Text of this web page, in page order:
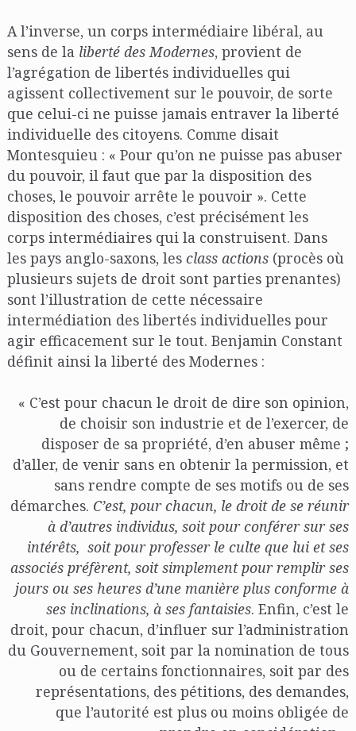
A l’inverse, un corps intermédiaire libéral, au
sens de la liberté des Modernes, provient de
l’agrégation de libertés individuelles qui
agissent collectivement sur le pouvoir, de sorte
que celui-ci ne puisse jamais entraver la liberté
individuelle des citoyens. Comme disait
Montesquieu : « Pour qu’on ne puisse pas abuser
du pouvoir, il faut que par la disposition des
choses, le pouvoir arrête le pouvoir ». Cette
disposition des choses, c’est précisément les
corps intermédiaires qui la construisent. Dans
les pays anglo-saxons, les class actions(procès où
plusieurs sujets de droit sont parties prenantes)
sont l’illustration de cette nécessaire
intermédiation des libertés individuelles pour
agir efficacement sur le tout. Benjamin Constant
définit ainsi la liberté des Modernes :
« C’est pour chacun le droit de dire son opinion,
de choisir son industrie et de l’exercer, de
disposer de sa propriété, d’en abuser même ;
d’aller, de venir sans en obtenir la permission, et
sans rendre compte de ses motifs ou de ses
démarches. C’est, pour chacun, le droit de se réunir
à d’autres individus, soit pour conférer sur ses
intérêts, soit pour professer le culte que lui et ses
associés préfèrent, soit simplement pour remplir ses
jours ou ses heures d’une manière plus conforme à
ses inclinations, à ses fantaisies. Enfin, c’est le
droit, pour chacun, d’influer sur l’administration
du Gouvernement, soit par la nomination de tous
ou de certains fonctionnaires, soit par des
représentations, des pétitions, des demandes,
que l’autorité est plus ou moins obligée de